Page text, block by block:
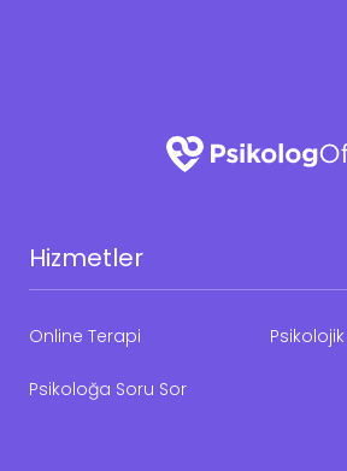
Hizmetler
Online Terapi
Psikoloğa Soru Sor